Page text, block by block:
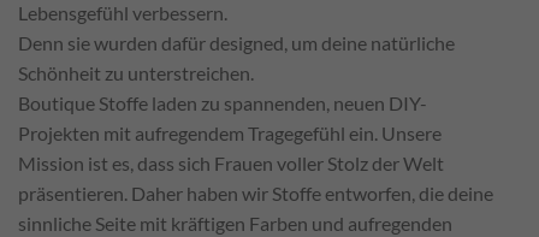
Lebensgefühl verbessern.
Denn sie wurden dafür designed, um deine natürliche
Schönheit zu unterstreichen.
Boutique Stoffe laden zu spannenden, neuen DIY-
Projekten mit aufregendem Tragegefühl ein. Unsere
Mission ist es, dass sich Frauen voller Stolz der Welt
präsentieren. Daher haben wir Stoffe entworfen, die deine
sinnliche Seite mit kräftigen Farben und aufregenden